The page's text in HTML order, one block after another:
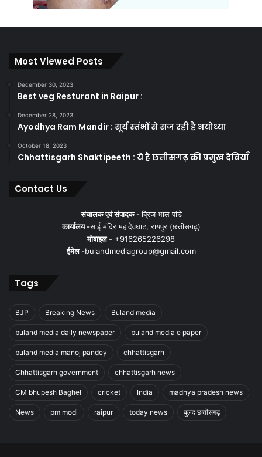
Most Viewed Posts
December 30, 2023
Best veg Resturant in Raipur :
December 28, 2023
Ayodhya Ram Mandir : सूर्य स्तंभों से सज रही है अयोध्या
October 18, 2023
Chhattisgarh Shaktipeeth : ये है छत्तीसगढ़ की प्रमुख देवियाँ
Contact Us
संचालक एवं संपादक -ब्रिज भाल पांडे
कार्यालय -साई मंदिर महादेवघाट, रायपुर (छत्तीसगढ़)
मोबाइल - +916265226298
ईमेल -bulandmediagroup@gmail.com
Tags
BJP Breaking News Buland media
buland media daily newspaper buland media e paper
buland media manoj pandey chhattisgarh
Chhattisgarh government chhattisgarh news
CM bhupesh Baghel cricket India madhya pradesh news
News pm modi raipur today news बुलंद छत्तीसगढ़